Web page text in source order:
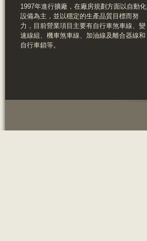
1997年進行擴廠，在廠房規劃方面以自動化
設備為主，並以穩定的生產品質目標而努
力，目前營業項目主要有自行車煞車線、變
速線組、機車煞車線、加油線及離合器線和
自行車鎖等。